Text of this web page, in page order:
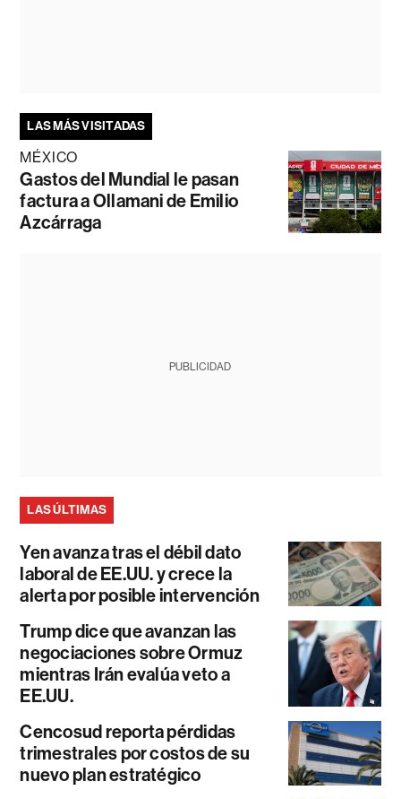
LAS MÁS VISITADAS
MÉXICO
Gastos del Mundial le pasan
factura a Ollamani de Emilio
Azcárraga
PUBLICIDAD
LAS ÚLTIMAS
Yen avanza tras el débil dato
laboral de EE.UU. y crece la
alerta por posible intervención
Trump dice que avanzan las
negociaciones sobre Ormuz
mientras Irán evalúa veto a
EE.UU.
Cencosud reporta pérdidas
trimestrales por costos de su
nuevo plan estratégico